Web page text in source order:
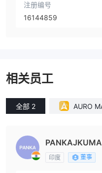
注册编号
16144859
相关员工
全部 2
AURO
印度 董事